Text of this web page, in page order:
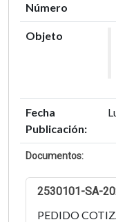
Número
Objeto
Fecha
Publicación:
Documentos:
2530101-SA-
PEDIDO